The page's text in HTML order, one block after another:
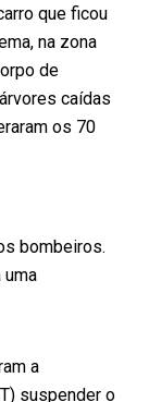
que ficou
na zona
de
caídas
os 70
bombeiros.
uma
a
suspender o